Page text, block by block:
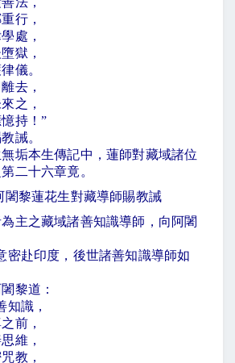
行，
處，
獄，
儀。
去，
之，
持！ ”
誡。
垢本生傳記中，蓮師對藏域諸位
二十六章竟。
闍黎蓮花生對藏導師賜教誡
主之藏域諸善知識導師，向阿闍
密赴印度，後世諸善知識導師如
黎道：
知識，
前，
維，
教，